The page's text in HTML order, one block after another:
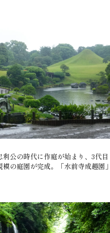
公の時代に作庭が始まり、3代
の庭園が完成。「水前寺成趣園